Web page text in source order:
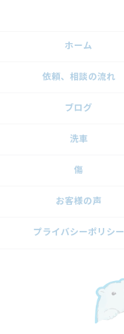
ホーム
依頼、相談の流れ
ブログ
洗車
傷
お客様の声
プライバシーポリシー